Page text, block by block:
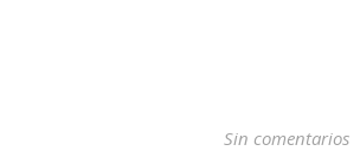
Sin comentarios